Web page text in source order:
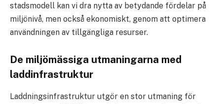
stadsmodell kan vi dra nytta av betydande fördelar på
miljönivå, men också ekonomiskt, genom att optimera
användningen av tillgängliga resurser.
De miljömässiga utmaningarna med
laddinfrastruktur
Laddningsinfrastruktur utgör en stor utmaning för